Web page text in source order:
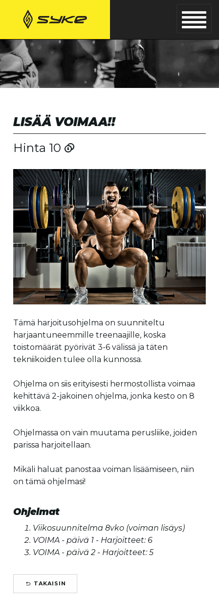
LISÄÄ VOIMAA!!
Hinta 10
Tämä harjoitusohjelma on suunniteltu
harjaantuneemmille treenaajille, koska
toistomäärät pyörivät 3-6 välissä ja täten
tekniikoiden tulee olla kunnossa.
Ohjelma on siis erityisesti hermostollista voimaa
kehittävä 2-jakoinen ohjelma, jonka kesto on 8
viikkoa.
Ohjelmassa on vain muutama perusliike, joiden
parissa harjoitellaan.
Mikäli haluat panostaa voiman lisäämiseen, niin
on tämä ohjelmasi!
Ohjelmat
Viikosuunnitelma 8vko (voiman lisäys)
VOIMA - päivä 1 - Harjoitteet: 6
VOIMA - päivä 2 - Harjoitteet: 5
TAKAISIN